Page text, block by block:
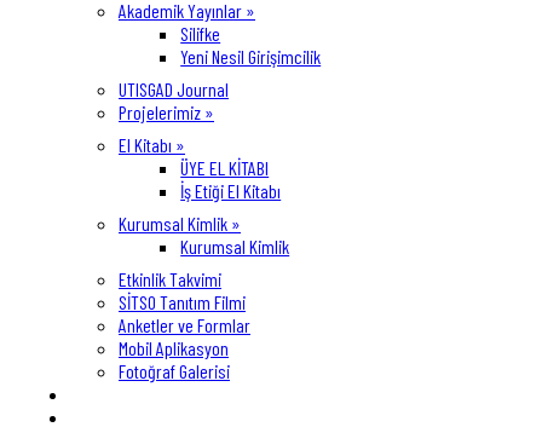
Akademik Yayınlar »
Silifke
Yeni Nesil Girişimcilik
UTISGAD Journal
Projelerimiz »
El Kitabı »
ÜYE EL KİTABI
İş Etiği El Kitabı
Kurumsal Kimlik »
Kurumsal Kimlik
Etkinlik Takvimi
SİTSO Tanıtım Filmi
Anketler ve Formlar
Mobil Aplikasyon
Fotoğraf Galerisi